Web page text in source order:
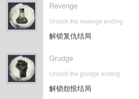
Revenge
Unlock the revenge ending
解锁复仇结局
Grudge
Unlock the grudge ending
解锁怨恨结局